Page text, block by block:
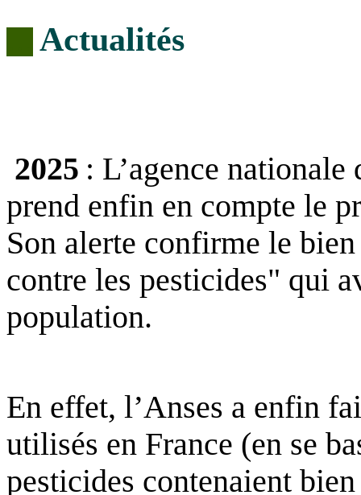
Actualités
2025 : L’agence
prend enfin en compte le
Son alerte confirme le
contre les pesticides" qui
population.
En effet, l’Anses a enfin
utilisés en France (en se
pesticides contenaient